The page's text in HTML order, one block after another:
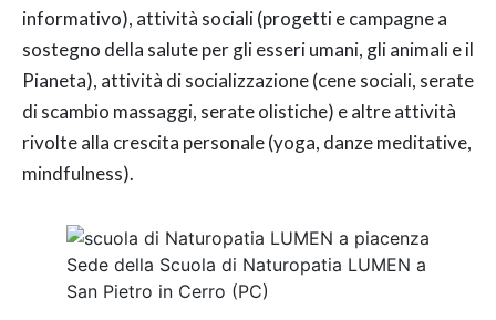
informativo), attività sociali (progetti e campagne a
sostegno della salute per gli esseri umani, gli animali e il
Pianeta), attività di socializzazione (cene sociali, serate
di scambio massaggi, serate olistiche) e altre attività
rivolte alla crescita personale (yoga, danze meditative,
mindfulness).
Sede della Scuola di Naturopatia LUMEN a
San Pietro in Cerro (PC)